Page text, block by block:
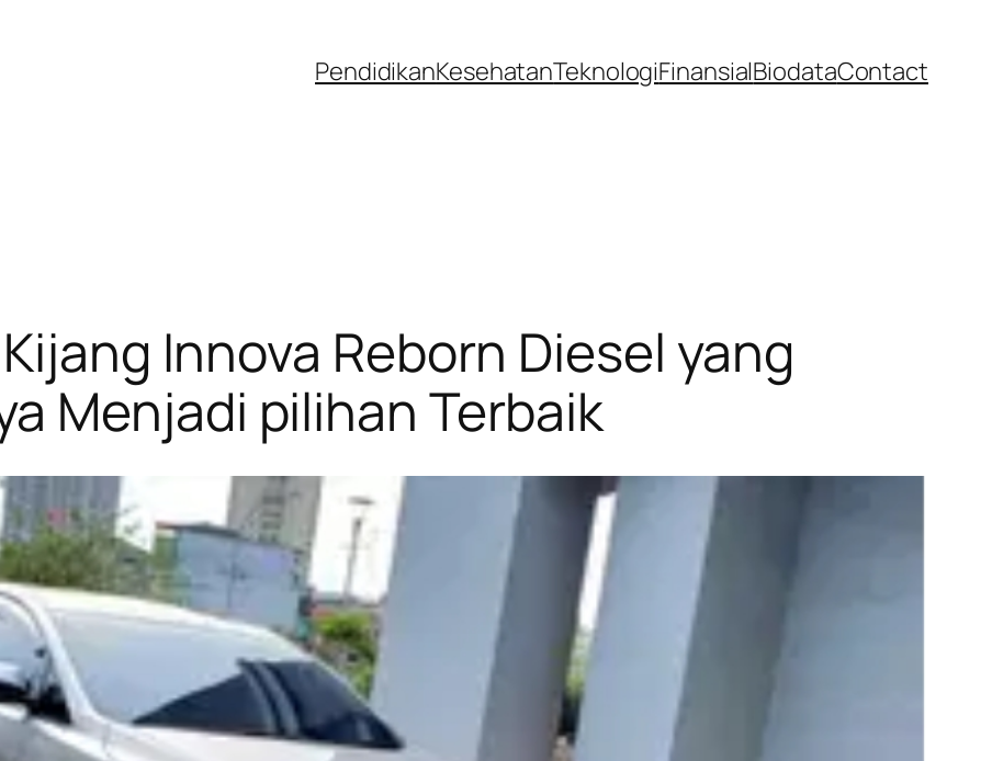
PendidikanKesehatanTeknologiFinansialBiodataContact
Innova Reborn Diesel yang
Menjadi pilihan Terbaik